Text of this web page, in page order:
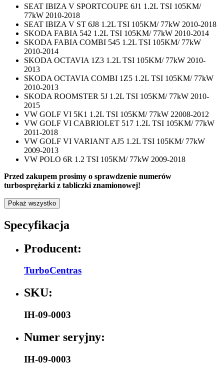
SEAT IBIZA V SPORTCOUPE 6J1 1.2L TSI 105KM/
77kW 2010-2018
SEAT IBIZA V ST 6J8 1.2L TSI 105KM/ 77kW 2010-2018
SKODA FABIA 542 1.2L TSI 105KM/ 77kW 2010-2014
SKODA FABIA COMBI 545 1.2L TSI 105KM/ 77kW
2010-2014
SKODA OCTAVIA 1Z3 1.2L TSI 105KM/ 77kW 2010-
2013
SKODA OCTAVIA COMBI 1Z5 1.2L TSI 105KM/ 77kW
2010-2013
SKODA ROOMSTER 5J 1.2L TSI 105KM/ 77kW 2010-
2015
VW GOLF VI 5K1 1.2L TSI 105KM/ 77kW 22008-2012
VW GOLF VI CABRIOLET 517 1.2L TSI 105KM/ 77kW
2011-2018
VW GOLF VI VARIANT AJ5 1.2L TSI 105KM/ 77kW
2009-2013
VW POLO 6R 1.2 TSI 105KM/ 77kW 2009-2018
Przed zakupem prosimy o sprawdzenie numerów
turbosprężarki z tabliczki znamionowej!
Pokaż wszystko
Specyfikacja
Producent:
TurboCentras
SKU:
IH-09-0003
Numer seryjny:
IH-09-0003